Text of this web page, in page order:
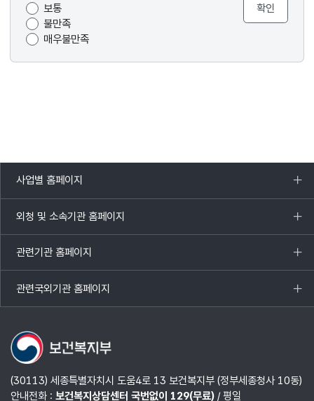
보통
불만족
매우불만족
사업별 홈페이지
목록
열기
외청 및 소속기관 홈페이지
목록
열기
관련기관 홈페이지
목록
열기
관련국외기관 홈페이지
목록
열기
(30113) 세종특별자치시 도움4로 13 보건복지부 (정부세종청사 10동)
안내전화 : 보건복지상담센터 국번없이 129(무료)/ 평일